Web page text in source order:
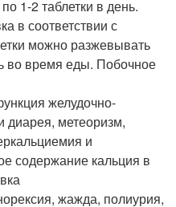
1-2 таблетки в день.
в соответствии с
можно разжевывать
во время еды. Побочное
желудочно-
диарея, метеоризм,
и
содержание кальция в
жажда, полиурия,